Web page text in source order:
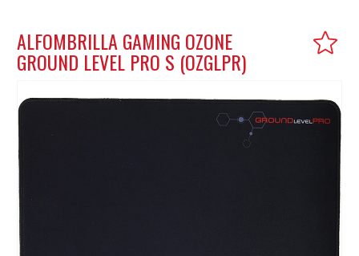
ALFOMBRILLA GAMING OZONE
GROUND LEVEL PRO S (OZGLPR)